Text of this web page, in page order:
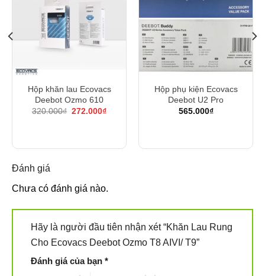
Hộp khăn lau Ecovacs
Deebot Ozmo 610
320.000₫ Giá
272.000₫Giá
272.000₫.
Hộp phụ kiện Ecovacs
Deebot U2 Pro
565.000₫
Đánh giá
Chưa có đánh giá nào.
Hãy là người đầu tiên nhận xét “Khăn Lau Rung
Cho Ecovacs Deebot Ozmo T8 AIVI/ T9”
Đánh giá của bạn *